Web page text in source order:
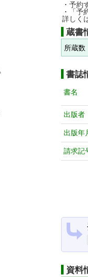
・予約
・「予
詳しく
蔵書
所蔵数
書誌
書名
出版者
出版年
請求記
資料